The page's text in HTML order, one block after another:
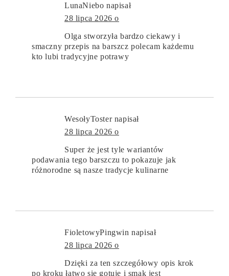
LunaNiebo napisał
28 lipca 2026 o
Olga stworzyła bardzo ciekawy i
smaczny przepis na barszcz polecam każdemu
kto lubi tradycyjne potrawy
WesołyToster napisał
28 lipca 2026 o
Super że jest tyle wariantów
podawania tego barszczu to pokazuje jak
różnorodne są nasze tradycje kulinarne
FioletowyPingwin napisał
28 lipca 2026 o
Dzięki za ten szczegółowy opis krok
po kroku łatwo się gotuje i smak jest